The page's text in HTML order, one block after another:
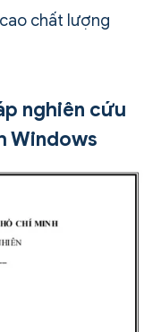
chất lượng
nghiên cứu
Windows